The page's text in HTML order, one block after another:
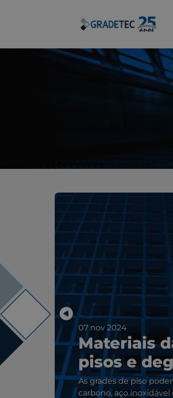
07 nov 2024
Materiais
pisos e
As grades de piso
carbono, aço inoxidável